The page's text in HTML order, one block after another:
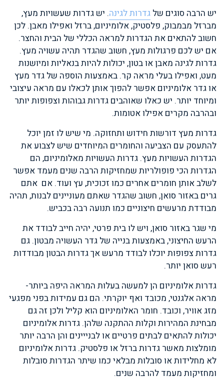
יש הרבה סוגים של גדרות לגינה. יש גדרות שעשויות מעץ,
מברזל מבמבוק, פלסטיק, אלומיניום, ברזל ואפילו מאבן. לכן
חשוב להתאים את הגדרות למראה הכללי של הבית והחצר.
אם יש לכם פרגולות מעץ, חשוב שהגדר תהיה עשויה מעץ.
גדרות לגינה מאבן או בטון, יכולות להיות בנאליות ומיושנות
מעט, ואפילו בעלי מראה קר. באמצעות הוספה של גדר מעץ
או גדר אלומיניום אפשר להפוך אותן לכאלו עם מראה עיצובי
ומיוחד יותר. יש כאלו שאוהבים גדרות גבוהות וצפופות יותר
ובהרבה מקרים אפילו אטומות.
גדרות מעץ דורשות חידוש ותחזוקה. מי שיש לו זמן יוכל
להתעסק עם הצביעה והחומרים המיוחדים שיש לצבוע את
הגדרות העשויות מעץ. גדרות העשויות מאלומיניום, הם
הגדרות הכי פופולריות שמחזיקות הרבה שנים מעמד אפשר
לשלב אותן חומרים אחרים כמו זכוכית, עץ ועוד. אם אתם
גרים באזור סואן, חשוב שהגדר שאתם מעוניינים לבנות, תהיה
מבודדת מרעשים חיצוניים כמו תנועה רבה בכביש.
מי שגר באזור סואן, ויש לו בית פרטי, יהיה חייב לבודד את
הרעש החיצוני, באמצעות בנייה של גדר העשויה מבטון. גם
גדרות צפופות יוכלו לבודד מרעש אך גדרות הבטון מבודדות
רעש סואן יותר.
גדרות אלומיניום הן למעשה בעלות המראה היפה ביותר-
מראה אלגנטי, מכובד ואף יוקרתי. הם גם עמידות בפני מפגעי
מזג אוויר, וכובד. חומר האלומיניום הוא קליל ולכן זה גם
מבחינת המהירות וקלות ההתקנה שלהן. גדרות אלומיניום
יכולות להתאים לבתים פרטיים או לבנייינים והן הרבה יותר
מומלצות מאשר גדרות ברזל או פלסטיק. גדרות אלומיניום
לא מחלידות או סובלות מבלאי כמו שיתר הגדרות סובלות
ומחזיקות מעמד להרבה שנים.